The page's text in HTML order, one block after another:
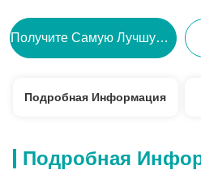
Получите Самую Лучшую Цену
Подробная Информация
Подробная